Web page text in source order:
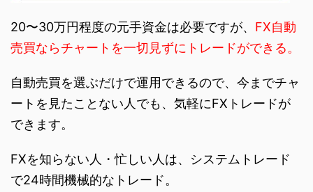
20〜30万円程度の元手資金は必要ですが、 FX自動
売買ならチャートを一切見ずにトレードができる。
自動売買を選ぶだけで運用できるので、今までチャ
ートを見たことない人でも、気軽にFXトレードが
できます。
FXを知らない人・忙しい人は、システムトレード
で24時間機械的なトレード。